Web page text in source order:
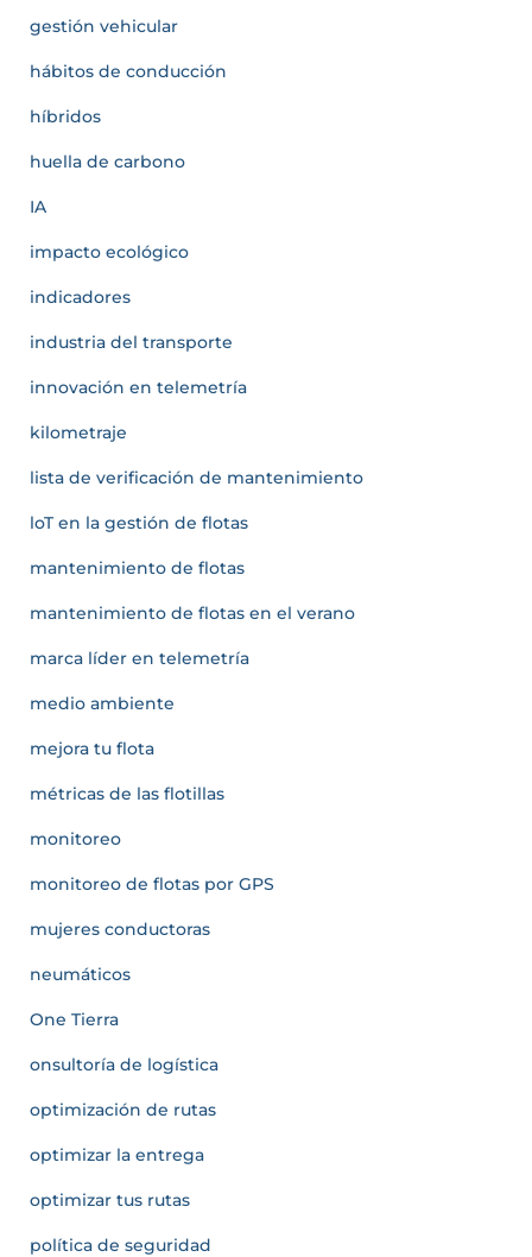
gestión vehicular
hábitos de conducción
híbridos
huella de carbono
IA
impacto ecológico
indicadores
industria del transporte
innovación en telemetría
kilometraje
lista de verificación de mantenimiento
loT en la gestión de flotas
mantenimiento de flotas
mantenimiento de flotas en el verano
marca líder en telemetría
medio ambiente
mejora tu flota
métricas de las flotillas
monitoreo
monitoreo de flotas por GPS
mujeres conductoras
neumáticos
One Tierra
onsultoría de logística
optimización de rutas
optimizar la entrega
optimizar tus rutas
política de seguridad